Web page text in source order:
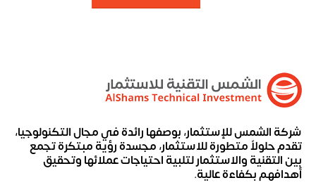
شركة الشمس للإستثمار، بوصفها رائدة في مجال التكنولوجيا،
تقدم حلولاً متطورة للاستثمار، مجسدة رؤية مبتكرة تجمع
بين التقنية والاستثمار لتلبية احتياجات عملائها وتحقيق
أهدافهم بكفاءة عالية.